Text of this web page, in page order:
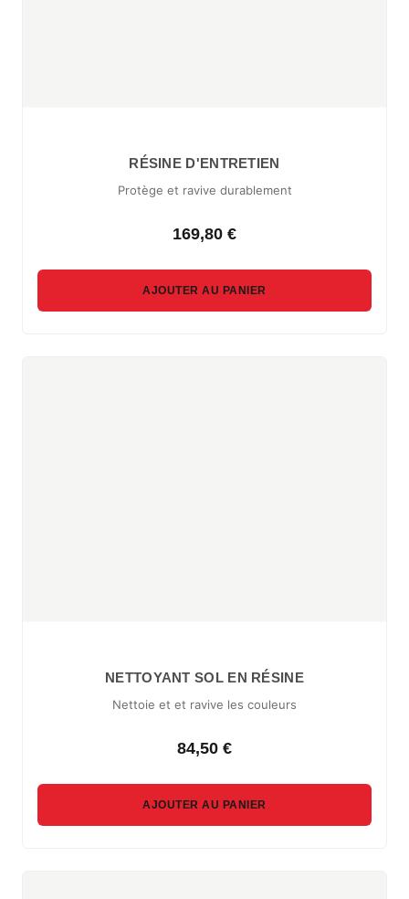
RÉSINE D'ENTRETIEN
Protège et ravive durablement
169,80 €
AJOUTER AU PANIER
NETTOYANT SOL EN RÉSINE
Nettoie et et ravive les couleurs
84,50 €
AJOUTER AU PANIER